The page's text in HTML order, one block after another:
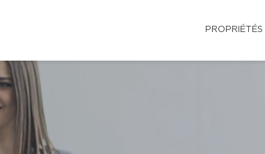
PROPRIÉTÉS